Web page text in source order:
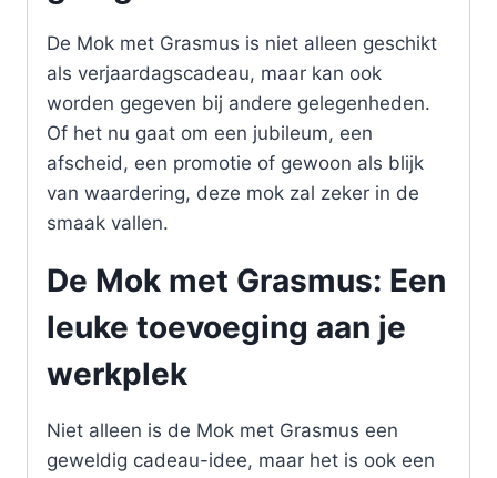
De Mok met Grasmus is niet alleen geschikt
als verjaardagscadeau, maar kan ook
worden gegeven bij andere gelegenheden.
Of het nu gaat om een jubileum, een
afscheid, een promotie of gewoon als blijk
van waardering, deze mok zal zeker in de
smaak vallen.
De Mok met Grasmus: Een
leuke toevoeging aan je
werkplek
Niet alleen is de Mok met Grasmus een
geweldig cadeau-idee, maar het is ook een